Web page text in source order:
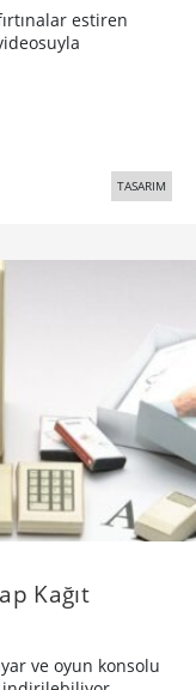
estiren
TASARIM
Kağıt
ve oyun konsolu